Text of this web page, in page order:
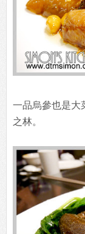
一品烏參也是大
之林。